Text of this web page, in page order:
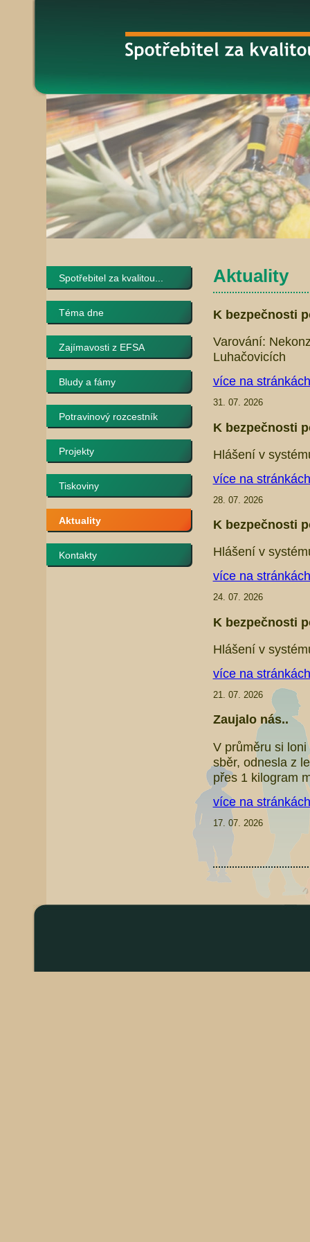
Spotřebitel za kvalitou...
Téma dne
Zajímavosti z EFSA
Bludy a fámy
Potravinový rozcestník
Projekty
Tiskoviny
Aktuality
Kontakty
Aktuality
K bezpečnosti
Varování:
Luhačovicích
více na
31. 07. 2026
K bezpečnosti
Hlášení v
více na
28. 07. 2026
K bezpečnosti
Hlášení v
více na
24. 07. 2026
K bezpečnosti
Hlášení v
více na
21. 07. 2026
Zaujalo nás..
V průměru si
sběr, odnesla z
přes 1 kilogram
více na
17. 07. 2026